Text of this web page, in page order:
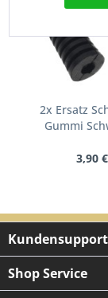
2x Ersatz
Gummi
3,90
Kundensupport
Shop Service